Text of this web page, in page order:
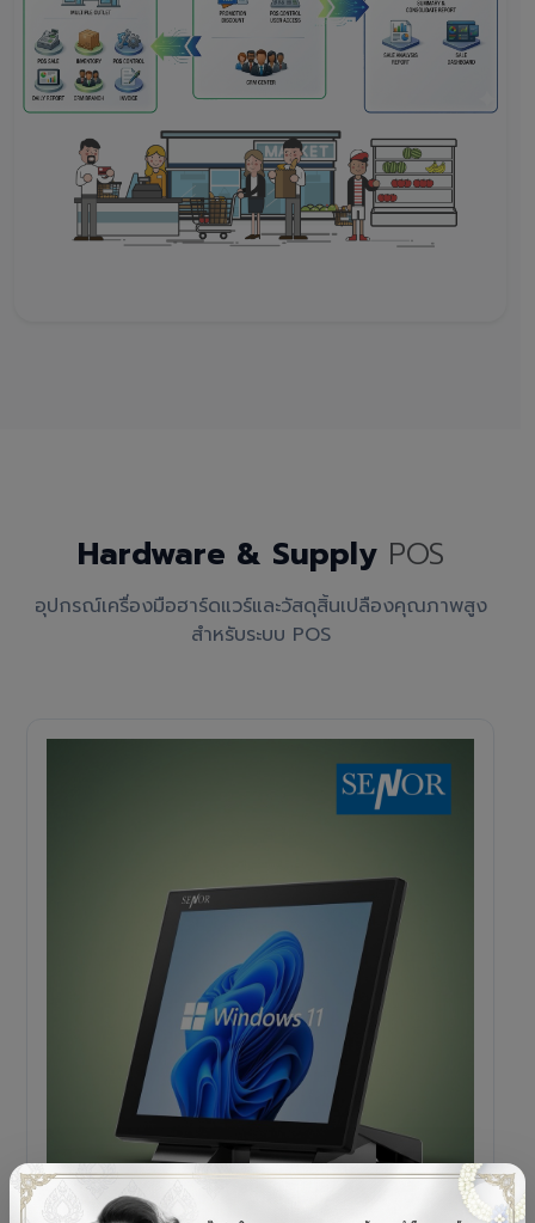
Hardware & Supply POS
อุปกรณ์เครื่องมือฮาร์ดแวร์และวัสดุสิ้นเปลืองคุณภาพสูง
สำหรับระบบ POS